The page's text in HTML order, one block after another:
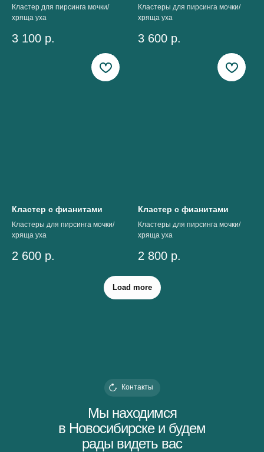
Кластер для пирсинга мочки/
хряща уха
3 100 р.
Кластеры для пирсинга мочки/
хряща уха
3 600 р.
Кластер с фианитами
Кластеры для пирсинга мочки/
хряща уха
2 600 р.
Кластер с фианитами
Кластеры для пирсинга мочки/
хряща уха
2 800 р.
Load more
Мы находимся
в Новосибирске и будем
рады видеть вас
Контакты